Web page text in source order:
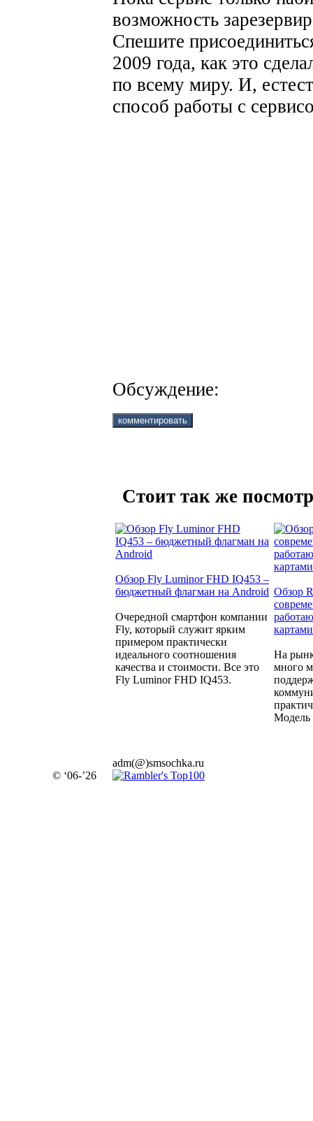
возможность
Спешите
2009 года, как это
по всему миру. И,
способ работы с
Обсуждение:
Стоит так же
Обзор Fly Luminor FHD IQ453 –
бюджетный флагман на Android
Очередной смартфон компании
Fly, который служит ярким
примером практически
идеального соотношения
качества и стоимости. Все это
Fly Luminor FHD IQ453.
Обзор
картами
На
много
Модель
© ‘06-’26
adm(@)smsochka.ru